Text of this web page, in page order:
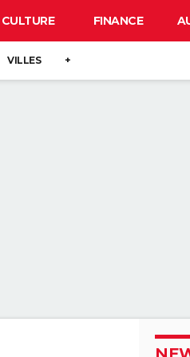
CULTURE FINANCE
VILLES +